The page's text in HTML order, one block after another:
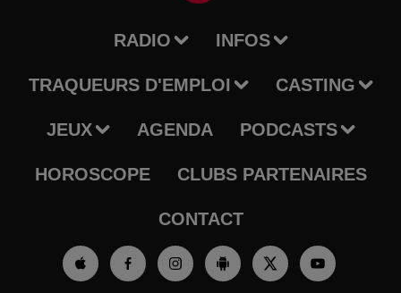
RADIO INFOS
TRAQUEURS D'EMPLOI CASTING
JEUX AGENDA PODCASTS
HOROSCOPE CLUBS PARTENAIRES
CONTACT